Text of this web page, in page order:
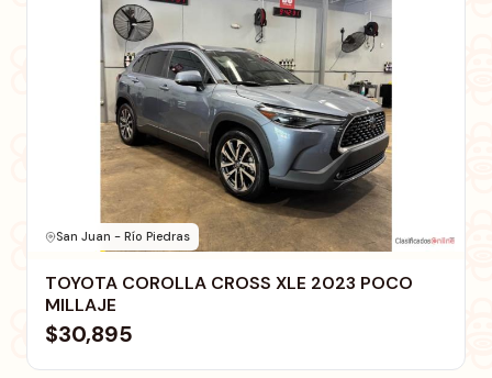
San Juan - Río Piedras
TOYOTA COROLLA CROSS XLE 2023 POCO
MILLAJE
$30,895